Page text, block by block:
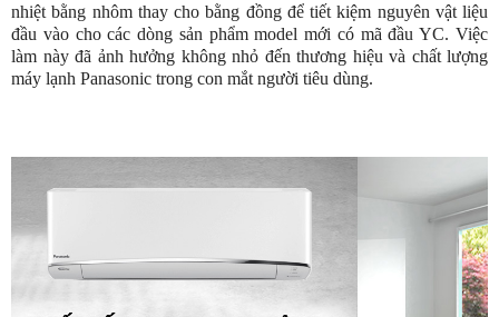
nhiệt bằng nhôm thay cho bằng đồng để tiết kiệm nguyên vật liệu
đầu vào cho các dòng sản phẩm model mới có mã đầu YC. Việc
làm này đã ảnh hưởng không nhỏ đến thương hiệu và chất lượng
máy lạnh Panasonic trong con mắt người tiêu dùng.